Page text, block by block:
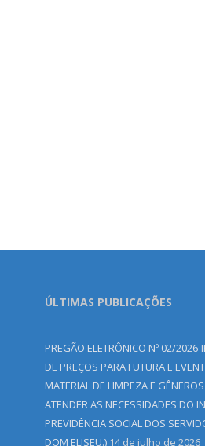
ÚLTIMAS PUBLICAÇÕES
PREGÃO ELETRÔNICO Nº 02/2026-
DE PREÇOS PARA FUTURA E
MATERIAL DE LIMPEZA E
ATENDER AS NECESSIDADES DO
PREVIDÊNCIA SOCIAL DOS
DOM ELISEU.) 14 de julho de 2026